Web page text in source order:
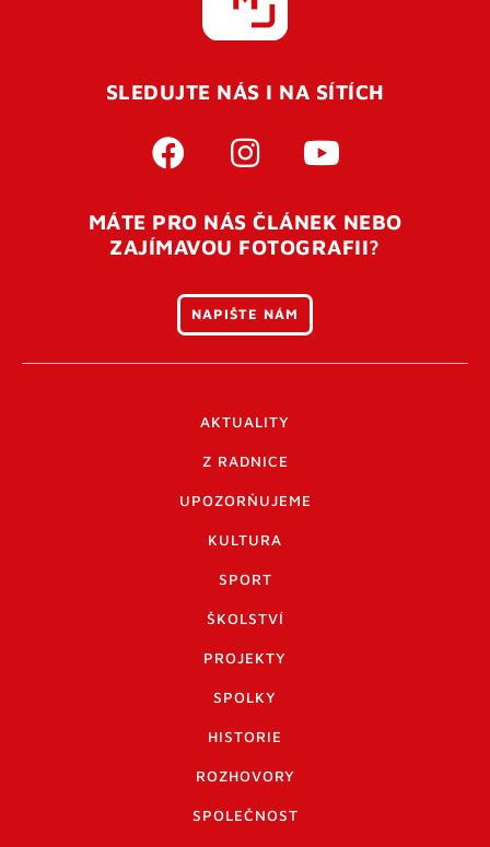
SLEDUJTE NÁS I NA SÍTÍCH
MÁTE PRO NÁS ČLÁNEK NEBO
ZAJÍMAVOU FOTOGRAFII?
NAPIŠTE NÁM
AKTUALITY
Z RADNICE
UPOZORŇUJEME
KULTURA
SPORT
ŠKOLSTVÍ
PROJEKTY
SPOLKY
HISTORIE
ROZHOVORY
SPOLEČNOST